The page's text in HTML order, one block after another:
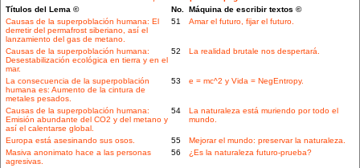
Títulos del Lema ©
No. Máquina de escribir textos ©
Causas de la superpoblación humana: El
derretir del permafrost siberiano, así el
lanzamiento del gas de metano.
51 Amar el futuro, fijar el futuro.
Causas de la superpoblación humana:
Desestabilización ecológica en tierra y en el
mar.
52 La realidad brutale nos despertará.
La consecuencia de la superpoblación
humana es: Aumento de la cintura de
metales pesados.
53 e = mc^2 y Vida = NegEntropy.
Causas de la superpoblación humana:
Emisión abundante del CO2 y del metano y
así el calentarse global.
54
La naturaleza está muriendo por todo el
mundo.
Europa está asesinando sus osos. 55
Mejorar el mundo: preservar la naturaleza.
Masiva anonimato hace a las personas
agresivas.
56 ¿Es la naturaleza futuro-prueba?